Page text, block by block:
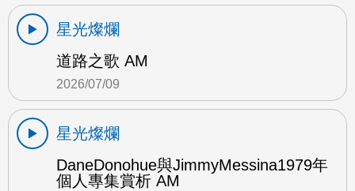
星光燦爛
道路之歌 AM
2026/07/09
星光燦爛
DaneDonohue與JimmyMessina1979年
個人專集賞析 AM